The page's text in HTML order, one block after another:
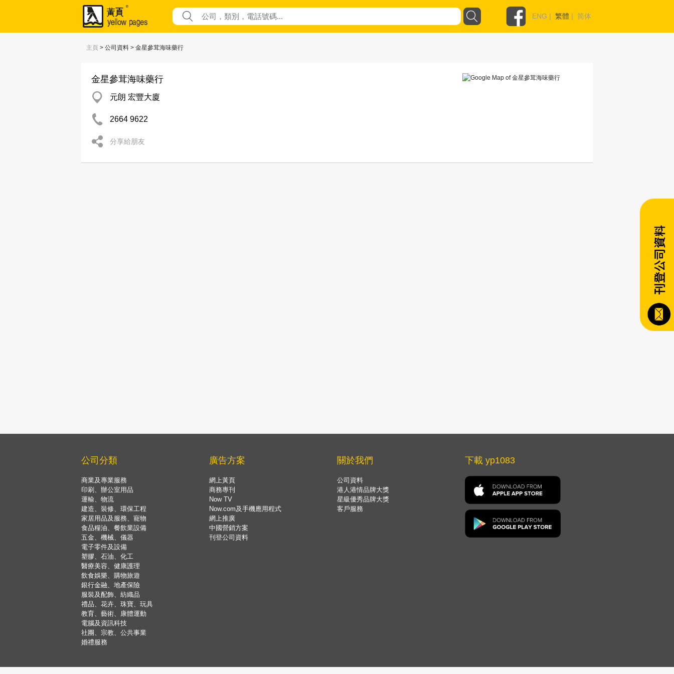
ENG | 繁體 | 简体
主頁 > 公司資料 > 金星參茸海味藥行
金星參茸海味藥行
元朗 宏豐大廈
2664 9622
分享給朋友
公司分類
商業及專業服務
印刷、辦公室用品
運輸、物流
建造、裝修、環保工程
家居用品及服務、寵物
食品糧油、餐飲業設備
五金、機械、儀器
電子零件及設備
塑膠、石油、化工
醫療美容、健康護理
飲食娛樂、購物旅遊
銀行金融、地產保險
服裝及配飾、紡織品
禮品、花卉、珠寶、玩具
教育、藝術、康體運動
電腦及資訊科技
社團、宗教、公共事業
婚禮服務
廣告方案
網上黃頁
商務專刊
Now TV
Now.com及手機應用程式
網上推廣
中國營銷方案
刊登公司資料
關於我們
公司資料
港人港情品牌大獎
星級優秀品牌大獎
客戶服務
下載 yp1083